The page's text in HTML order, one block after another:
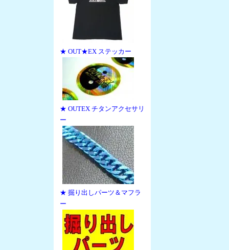
★ OUT★EX ステッカー
★ OUTEX チタンアクセサリ
ー
★ 掘り出しパーツ＆マフラ
ー